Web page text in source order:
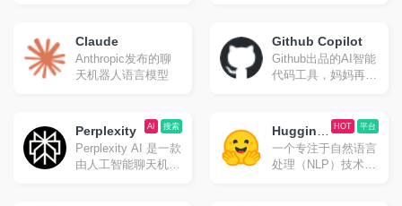
免翻使用多种聊天机
器人。GPT-4 和
Claude+每天有免费
额度。
Claude
Anthropic发布的聊
天机器人语言模型
Github Copilot
Github出品的AI智能
代码工具，妈妈再也
搜索
AI
Perplexity
Perplexity AI 是一款
由人工智能聊天机器
平台
HOT
Hugging
Face
一个专注于自然语言
处理（NLP）技术的